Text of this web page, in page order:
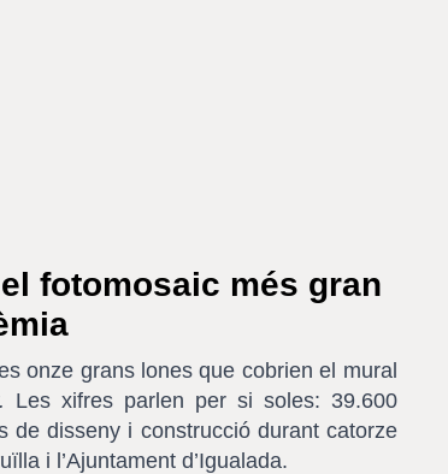
fotomosaic més gran
onze grans lones que cobrien el mural
Les xifres parlen per si soles: 39.600
de disseny i construcció durant catorze
i l’Ajuntament d’Igualada.